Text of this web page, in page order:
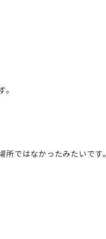
ではなかったみたいです。